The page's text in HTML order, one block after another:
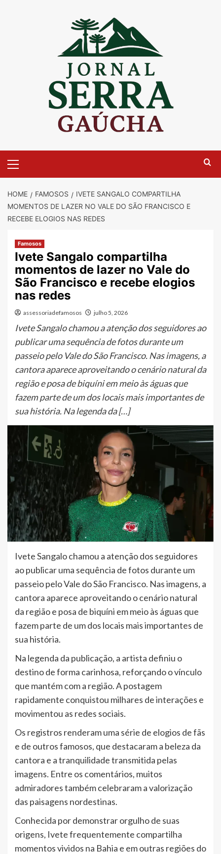
Menu
HOME FAMOSOS
IVETE SANGALO COMPARTILHA
MOMENTOS DE LAZER NO VALE DO SÃO FRANCISCO E
RECEBE ELOGIOS NAS REDES
Famosos
Ivete Sangalo compartilha
momentos de lazer no Vale do
São Francisco e recebe elogios
nas redes
assessoriadefamosos julho 5, 2026
Ivete Sangalo chamou a atenção dos seguidores ao
publicar uma sequência de fotos durante um
passeio pelo Vale do São Francisco. Nas imagens, a
cantora aparece aproveitando o cenário natural da
região e posa de biquíni em meio às águas que
fazem parte de um dos locais mais importantes de
sua história. Na legenda da […]
Ivete Sangalo chamou a atenção dos seguidores
ao publicar uma sequência de fotos durante um
passeio pelo Vale do São Francisco. Nas imagens, a
cantora aparece aproveitando o cenário natural
da região e posa de biquíni em meio às águas que
fazem parte de um dos locais mais importantes de
sua história.
Na legenda da publicação, a artista definiu o
destino de forma carinhosa, reforçando o vínculo
que mantém com a região. A postagem
rapidamente conquistou milhares de interações e
movimentou as redes sociais.
Os registros renderam uma série de elogios de fãs
e de outros famosos, que destacaram a beleza da
cantora e a tranquilidade transmitida pelas
imagens. Entre os comentários, muitos
admiradores também celebraram a valorização
das paisagens nordestinas.
Conhecida por demonstrar orgulho de suas
origens, Ivete frequentemente compartilha
momentos vividos na Bahia e em outras regiões do